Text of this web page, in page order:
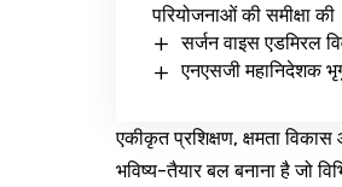
परियोजनाओं की समीक्षा की
सर्जन वाइस एडमिरल
एनएसजी महानिदेशक
एकीकृत प्रशिक्षण, क्षमता
भविष्य-तैयार बल बनाना है जो